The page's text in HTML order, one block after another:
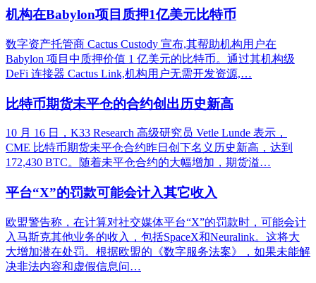
机构在Babylon项目质押1亿美元比特币
数字资产托管商 Cactus Custody 宣布,其帮助机构用户在
Babylon 项目中质押价值 1 亿美元的比特币。通过其机构级
DeFi 连接器 Cactus Link,机构用户无需开发资源,…
比特币期货未平仓的合约创出历史新高
10 月 16 日，K33 Research 高级研究员 Vetle Lunde 表示，
CME 比特币期货未平仓合约昨日创下名义历史新高，达到
172,430 BTC。随着未平仓合约的大幅增加，期货溢…
平台“X”的罚款可能会计入其它收入
欧盟警告称，在计算对社交媒体平台“X”的罚款时，可能会计
入马斯克其他业务的收入，包括SpaceX和Neuralink。这将大
大增加潜在处罚。根据欧盟的《数字服务法案》，如果未能解
决非法内容和虚假信息问…